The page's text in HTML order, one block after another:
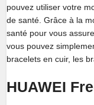
pouvez utiliser votre
de santé. Grâce à la
santé pour vous
vous pouvez
bracelets en cuir, les
HUAWEI